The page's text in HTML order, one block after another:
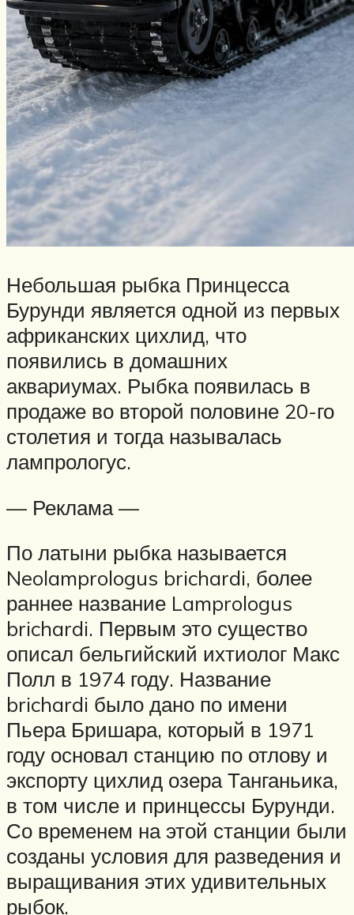
Небольшая рыбка Принцесса
Бурунди является одной из первых
африканских цихлид, что
появились в домашних
аквариумах. Рыбка появилась в
продаже во второй половине 20-го
столетия и тогда называлась
лампрологус.
— Реклама —
По латыни рыбка называется
Neolamprologus brichardi, более
раннее название Lamprologus
brichardi. Первым это существо
описал бельгийский ихтиолог Макс
Полл в 1974 году. Название
brichardi было дано по имени
Пьера Бришара, который в 1971
году основал станцию по отлову и
экспорту цихлид озера Танганьика,
в том числе и принцессы Бурунди.
Со временем на этой станции были
созданы условия для разведения и
выращивания этих удивительных
рыбок.